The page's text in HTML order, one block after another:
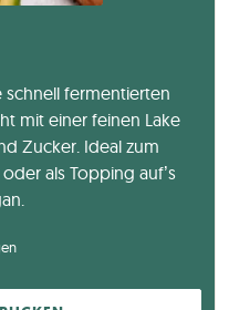
schnell fermentierten
mit einer feinen Lake
Zucker. Ideal zum
als Topping auf’s